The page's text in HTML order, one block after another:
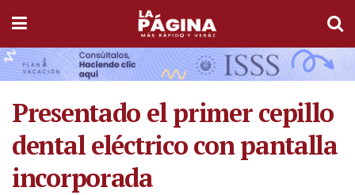
Presentado el primer cepillo
dental eléctrico con pantalla
incorporada